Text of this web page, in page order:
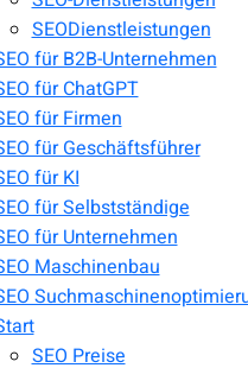
SEODienstleistungen
für B2B-Unternehmen
für ChatGPT
für Firmen
für Geschäftsführer
für KI
für Selbstständige
für Unternehmen
Maschinenbau
SEO Preise